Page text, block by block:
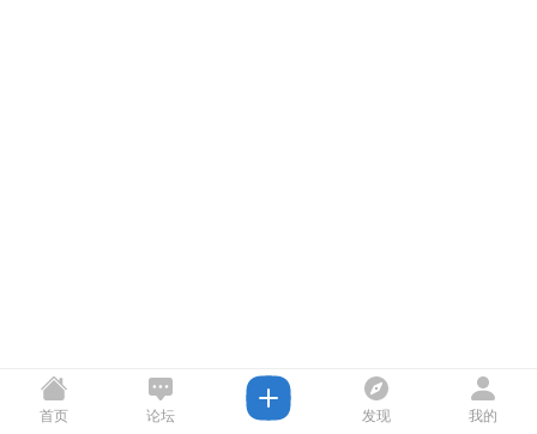
首页 论坛 发现 我的